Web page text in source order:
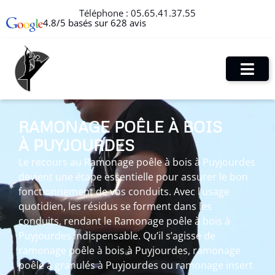
Téléphone : 05.65.41.37.55
4.8/5 basés sur 628 avis
RAMONAGE POÊLE À BOIS
À PUYJOURDES
Le recours au Ramonage poêle à bois à Puyjourdes
devient une étape essentielle pour assurer le bon
fonctionnement de vos conduits. Avec l’usage
quotidien, les résidus se forment dans les
conduits, rendant le Ramonage poêle à bois à
Puyjourdes indispensable. Qu’il s’agisse de
ramonage poêle à bois à Puyjourdes, ramonage
poêle à granulés à Puyjourdes ou ramonage insert